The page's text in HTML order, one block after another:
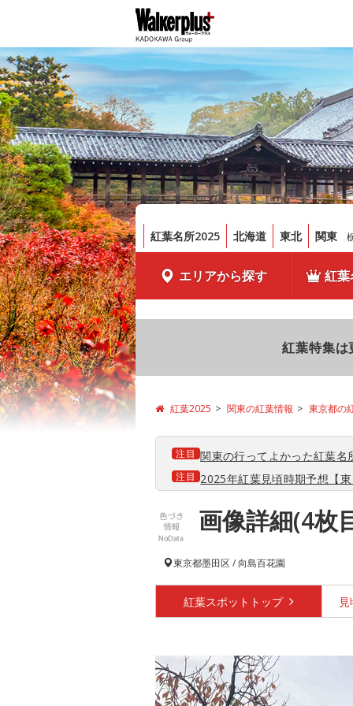
紅葉名所2025 北海道 東北 関東
エリアから探す 紅
紅葉特集
紅葉2025 関東の紅葉情報 東京都の
注目 関東の行ってよかった紅葉名
注目 2025年紅葉見頃時期予想【
画像詳細(4枚
東京都墨田区 / 向島百花園
紅葉スポット トップ